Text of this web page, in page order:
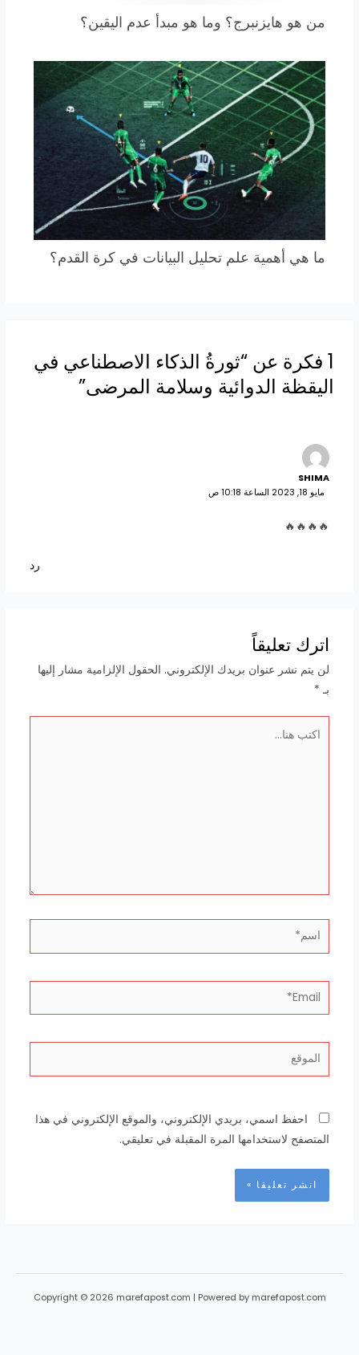
من هو هايزنبرج؟ وما هو مبدأ عدم اليقين؟
ما هي أهمية علم تحليل البيانات في كرة القدم؟
1 فكرة عن “ثورةُ الذكاء الاصطناعي في
اليقظة الدوائية وسلامة المرضى”
SHIMA
مايو 18, 2023 الساعة 10:18 ص
🔥🔥🔥🔥
رد
اترك تعليقاً
لن يتم نشر عنوان بريدك الإلكتروني. الحقول الإلزامية مشار إليها
بـ *
اسم*
Email*
الموقع
احفظ اسمي، بريدي الإلكتروني، والموقع الإلكتروني في هذا
المتصفح لاستخدامها المرة المقبلة في تعليقي.
Copyright © 2026 marefapost.com | Powered by marefapost.com